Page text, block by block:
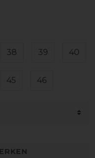
38 39 40
45 46